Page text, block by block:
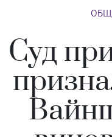
Суд